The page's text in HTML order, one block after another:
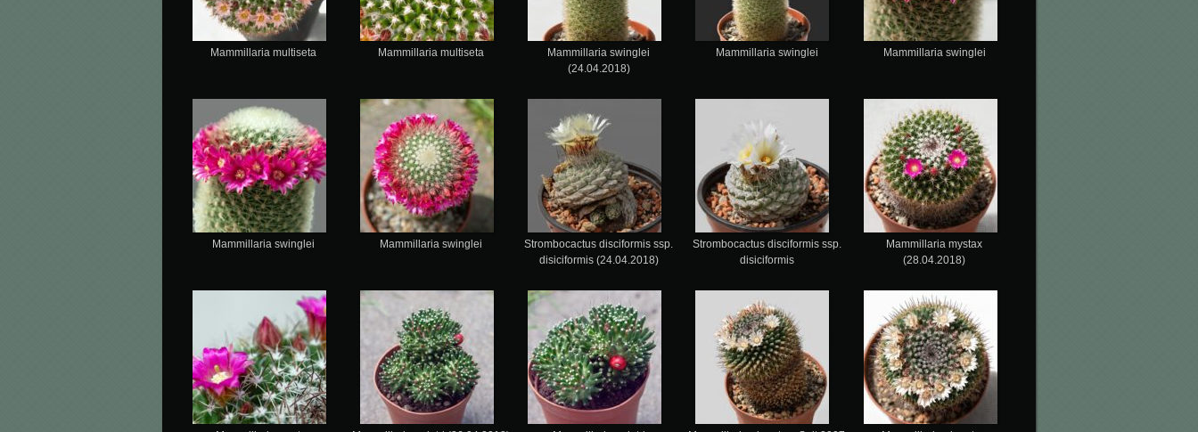
Mammillaria multiseta Mammillaria multiseta
Mammillaria swinglei
(24.04.2018)
Mammillaria swinglei Mammillaria swinglei
Mammillaria swinglei Mammillaria swinglei
Strombocactus disciformis ssp.
disiciformis (24.04.2018)
Strombocactus disciformis ssp.
disiciformis
Mammillaria mystax
(28.04.2018)